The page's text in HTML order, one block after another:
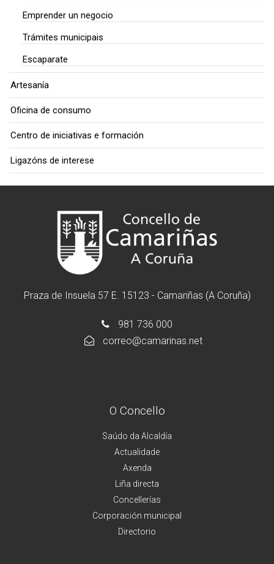
Emprender un negocio
Trámites municipais
Escaparate
Artesanía
Oficina de consumo
Centro de iniciativas e formación
Ligazóns de interese
Praza de Insuela 57 E. 15123 - Camariñas (A Coruña)
981 736 000
correo@camarinas.net
O Concello
Saúdo da Alcaldía
Actualidade
Axenda
Liña directa
Concellerías
Corporación municipal
Directorio